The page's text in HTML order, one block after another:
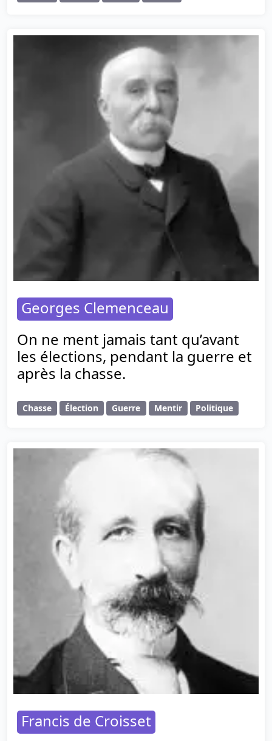
Georges Clemenceau
On ne ment jamais tant qu’avant
les élections, pendant la guerre et
après la chasse.
Chasse Élection Guerre Mentir Politique
Francis de Croisset